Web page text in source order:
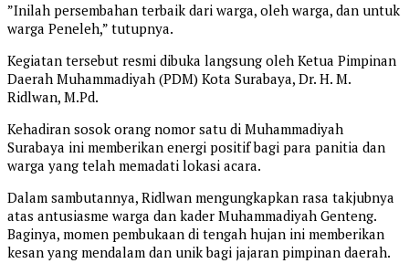
​”Inilah persembahan terbaik dari warga, oleh warga, dan untuk
warga Peneleh,” tutupnya.
Kegiatan tersebut resmi dibuka langsung oleh Ketua Pimpinan
Daerah Muhammadiyah (PDM) Kota Surabaya, Dr. H. M.
Ridlwan, M.Pd.
​Kehadiran sosok orang nomor satu di Muhammadiyah
Surabaya ini memberikan energi positif bagi para panitia dan
warga yang telah memadati lokasi acara.
​Dalam sambutannya, Ridlwan mengungkapkan rasa takjubnya
atas antusiasme warga dan kader Muhammadiyah Genteng.
Baginya, momen pembukaan di tengah hujan ini memberikan
kesan yang mendalam dan unik bagi jajaran pimpinan daerah.